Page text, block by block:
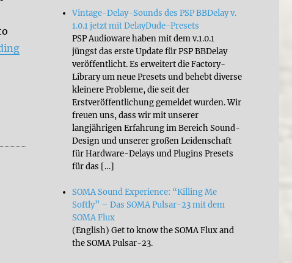
“Review: Vintage Boss CE-1 Chorus Ensemble”
Vintage-Delay-Sounds des PSP BBDelay v.
1.0.1 jetzt mit DelayDude-Presets
PSP Audioware haben mit dem v.1.0.1
jüngst das erste Update für PSP BBDelay
veröffentlicht. Es erweitert die Factory-
Library um neue Presets und behebt diverse
kleinere Probleme, die seit der
Erstveröffentlichung gemeldet wurden. Wir
freuen uns, dass wir mit unserer
langjährigen Erfahrung im Bereich Sound-
Design und unserer großen Leidenschaft
für Hardware-Delays und Plugins Presets
für das […]
SOMA Sound Experience: “Killing Me
Softly” – Das SOMA Pulsar-23 mit dem
SOMA Flux
(English) Get to know the SOMA Flux and
the SOMA Pulsar-23.